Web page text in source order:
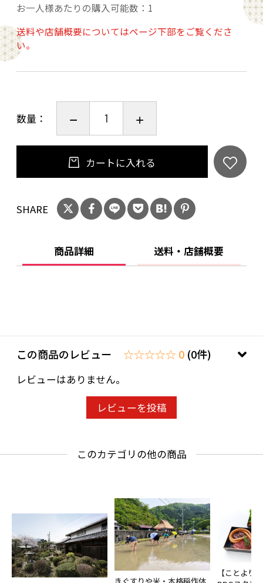
一般的な観光地ではなく
京都の生活に根ざした
古くは染色職人の街
静かな住宅街に当宿はございます
歴史ある京都の伝統家屋に
現代の利便性をプラスした
快適なお宿です
ご確認ください。
③ご購入後、当店より予約詳細を記載したメー
ルをお送りします。
2名様以降は、1名増員毎に4,400円（税込）追加
※最大宿泊人数6名様
ださい）
りさせていただきます。
●プラン：素泊まり
お食事は別途追加可能(宿泊可能日お問合せ時
に、お伝えください)
お一人様あたりの購入可能数：1
送料や店舗概要についてはページ下部をご覧くださ
い。
数量：
カートに入れる
SHARE
商品詳細 送料・店舗概要
この商品のレビュー ☆☆☆☆☆ 0 (0件)
レビューはありません。
レビューを投稿
このカテゴリの他の商品
【ことより